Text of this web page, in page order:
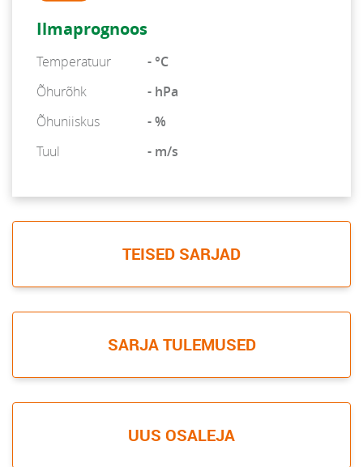
Ilmaprognoos
Temperatuur
- °C
Õhurõhk
- hPa
Õhuniiskus
- %
Tuul
- m/s
TEISED SARJAD
SARJA TULEMUSED
UUS OSALEJA